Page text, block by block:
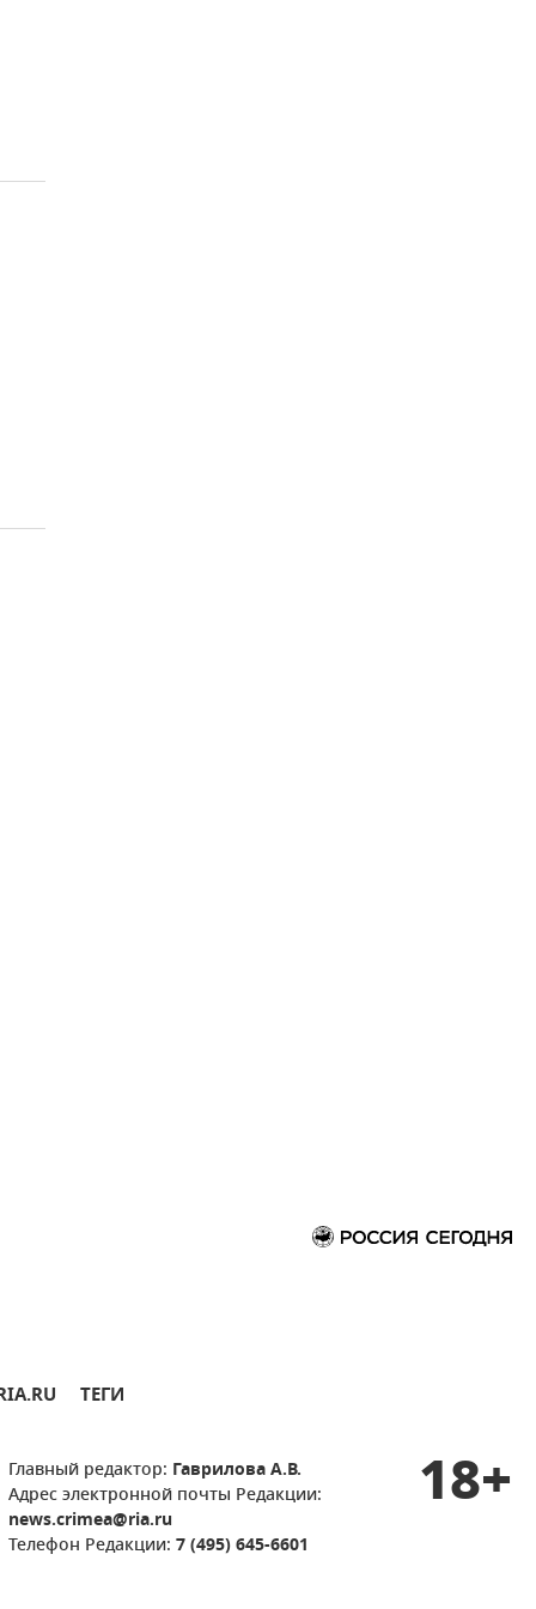
ТЕГИ
Главный редактор: Гаврилова А.В.
Адрес электронной почты Редакции:
news.crimea@ria.ru
Телефон Редакции: 7 (495) 645-6601
18+